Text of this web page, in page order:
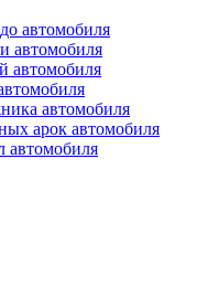
автомобиля
автомобиля
автомобиля
автомобиля
арок автомобиля
автомобиля